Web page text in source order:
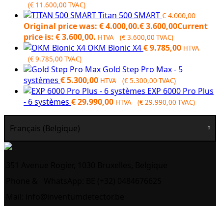
(€ 11.600,00 TVAC)
Titan 500 SMART €4.000,00
Original price was: € 4.000,00.€3.600,00Current
price is: € 3.600,00. HTVA (€3.600,00 TVAC)
OKM Bionic X4€9.785,00 HTVA
(€9.785,00 TVAC)
Gold Step Pro Max - 5
systèmes €5.300,00 HTVA (€5.300,00 TVAC)
EXP 6000 Pro Plus
- 6 systèmes €29.990,00 HTVA (€29.990,00 TVAC)
Français (Belgique)